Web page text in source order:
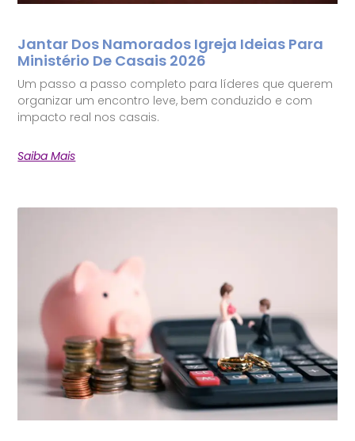
Jantar Dos Namorados Igreja Ideias Para
Ministério De Casais 2026
Um passo a passo completo para líderes que querem
organizar um encontro leve, bem conduzido e com
impacto real nos casais.
Saiba Mais